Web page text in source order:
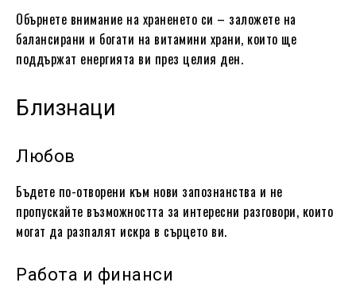
Обърнете внимание на храненето си – заложете на
балансирани и богати на витамини храни, които ще
поддържат енергията ви през целия ден.
Близнаци
Любов
Бъдете по-отворени към нови запознанства и не
пропускайте възможността за интересни разговори, които
могат да разпалят искра в сърцето ви.
Работа и финанси